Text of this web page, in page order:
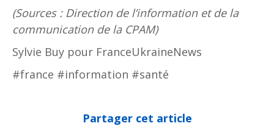
(Sources : Direction de l’information et de la
communication de la CPAM)
Sylvie Buy pour FranceUkraineNews
#france #information #santé
Partager cet article